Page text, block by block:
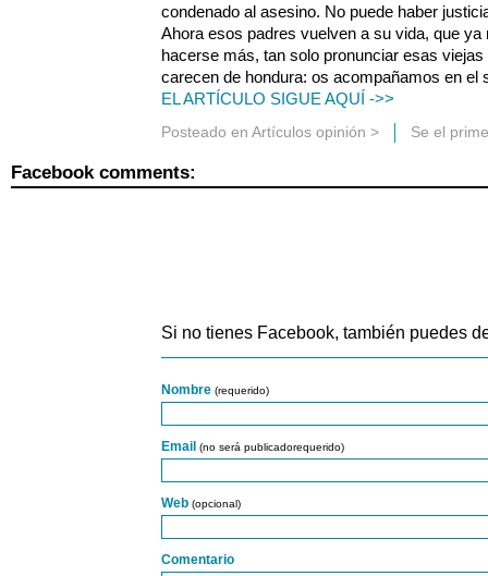
condenado al asesino. No puede haber
Ahora esos padres vuelven a su vida, que
hacerse más, tan solo pronunciar esas
carecen de hondura: os acompañamos en el
EL ARTÍCULO SIGUE AQUÍ ->>
Posteado en Artículos opinión > Se el
Facebook comments:
Si no tienes Facebook, también puedes
Nombre (requerido)
Email (no será publicadorequerido)
Web (opcional)
Comentario